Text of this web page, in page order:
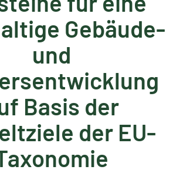
Gebäude-
und
Basis der
der EU-